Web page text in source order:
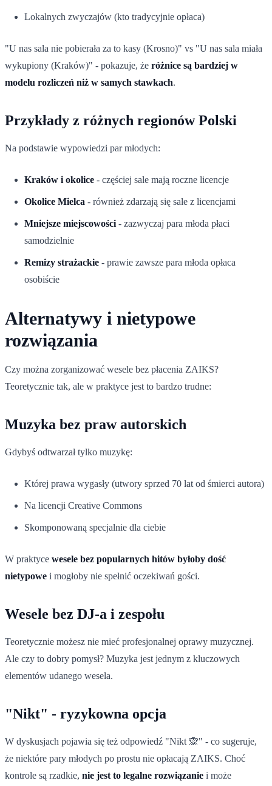
Lokalnych zwyczajów (kto tradycyjnie opłaca)
"U nas sala nie pobierała za to kasy (Krosno)" vs "U nas sala miała
wykupiony (Kraków)" - pokazuje, że różnice są bardziej w
modelu rozliczeń niż w samych stawkach.
Przykłady z różnych regionów Polski
Na podstawie wypowiedzi par młodych:
Kraków i okolice - częściej sale mają roczne licencje
Okolice Mielca - również zdarzają się sale z licencjami
Mniejsze miejscowości - zazwyczaj para młoda płaci
samodzielnie
Remizy strażackie - prawie zawsze para młoda opłaca
osobiście
Alternatywy i nietypowe
rozwiązania
Czy można zorganizować wesele bez płacenia ZAIKS?
Teoretycznie tak, ale w praktyce jest to bardzo trudne:
Muzyka bez praw autorskich
Gdybyś odtwarzał tylko muzykę:
Której prawa wygasły (utwory sprzed 70 lat od śmierci autora)
Na licencji Creative Commons
Skomponowaną specjalnie dla ciebie
W praktyce wesele bez popularnych hitów byłoby dość
nietypowe i mogłoby nie spełnić oczekiwań gości.
Wesele bez DJ-a i zespołu
Teoretycznie możesz nie mieć profesjonalnej oprawy muzycznej.
Ale czy to dobry pomysł? Muzyka jest jednym z kluczowych
elementów udanego wesela.
"Nikt" - ryzykowna opcja
W dyskusjach pojawia się też odpowiedź "Nikt 🙊" - co sugeruje,
że niektóre pary młodych po prostu nie opłacają ZAIKS. Choć
kontrole są rzadkie, nie jest to legalne rozwiązanie i może